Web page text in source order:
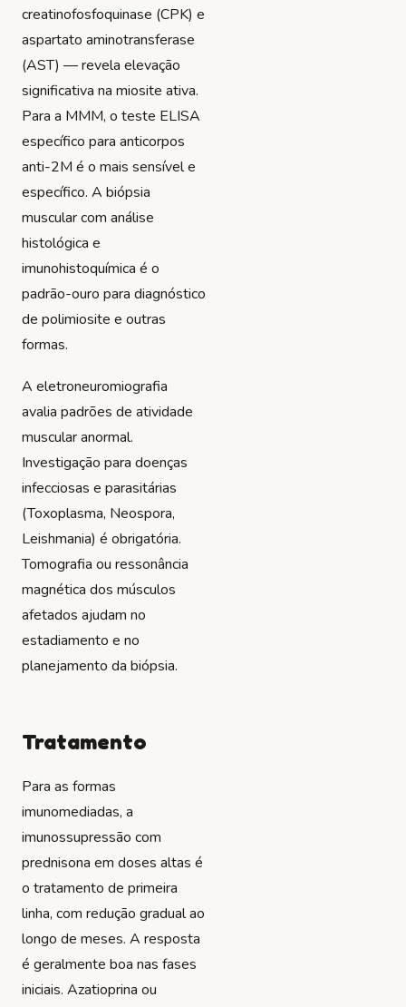
creatinofosfoquinase (CPK) e
aspartato aminotransferase
(AST) — revela elevação
significativa na miosite ativa.
Para a MMM, o teste ELISA
específico para anticorpos
anti-2M é o mais sensível e
específico. A biópsia
muscular com análise
histológica e
imunohistoquímica é o
padrão-ouro para diagnóstico
de polimiosite e outras
formas.
A eletroneuromiografia
avalia padrões de atividade
muscular anormal.
Investigação para doenças
infecciosas e parasitárias
(Toxoplasma, Neospora,
Leishmania) é obrigatória.
Tomografia ou ressonância
magnética dos músculos
afetados ajudam no
estadiamento e no
planejamento da biópsia.
Tratamento
Para as formas
imunomediadas, a
imunossupressão com
prednisona em doses altas é
o tratamento de primeira
linha, com redução gradual ao
longo de meses. A resposta
é geralmente boa nas fases
iniciais. Azatioprina ou